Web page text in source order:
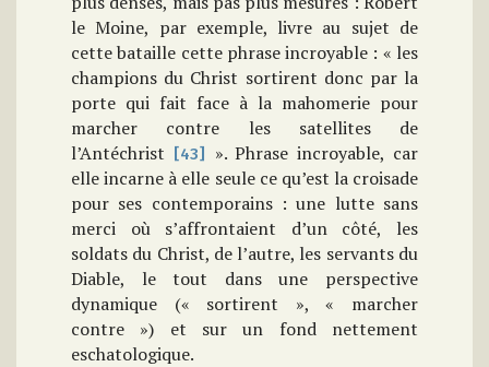
le Moine, par exemple, livre au sujet de
cette bataille cette phrase incroyable : « les
champions du Christ sortirent donc par la
porte qui fait face à la mahomerie pour
marcher contre les satellites de
l’Antéchrist
[43]
». Phrase incroyable, car
elle incarne à elle seule ce qu’est la croisade
pour ses contemporains : une lutte sans
merci où s’affrontaient d’un côté, les
soldats du Christ, de l’autre, les servants du
Diable, le tout dans une perspective
dynamique (« sortirent », « marcher
contre ») et sur un fond nettement
eschatologique.